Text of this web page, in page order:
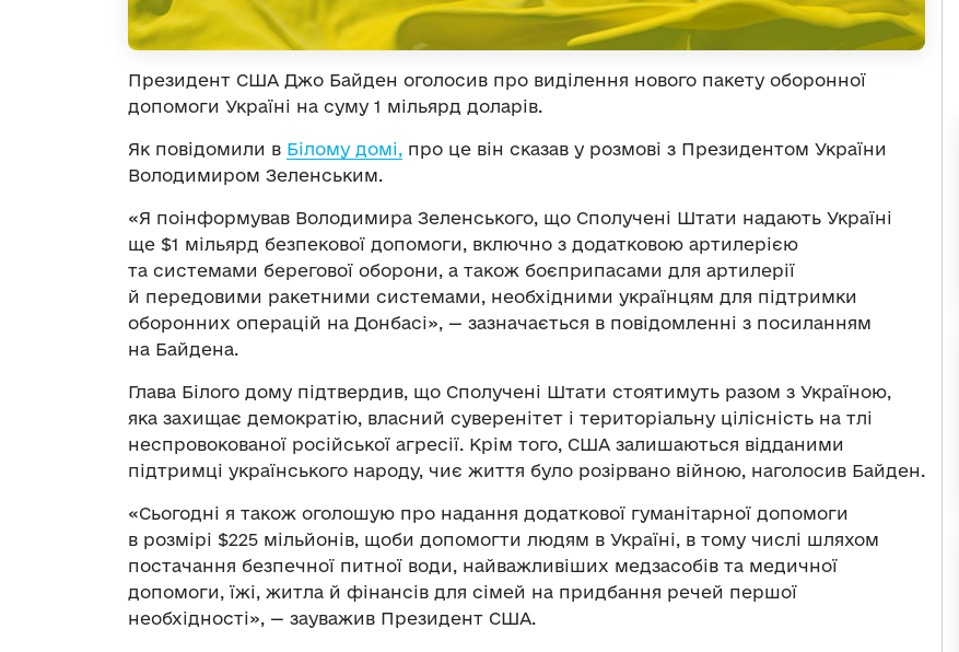
Президент США Джо Байден оголосив про виділення нового пакету оборонної
допомоги Україні на суму 1 мільярд доларів.
Як повідомили в Білому домі, про це він сказав у розмові з Президентом України
Володимиром Зеленським.
«Я поінформував Володимира Зеленського, що Сполучені Штати надають Україні
ще $1 мільярд безпекової допомоги, включно з додатковою артилерією
та системами берегової оборони, а також боєприпасами для артилерії
й передовими ракетними системами, необхідними українцям для підтримки
оборонних операцій на Донбасі», — зазначається в повідомленні з посиланням
на Байдена.
Глава Білого дому підтвердив, що Сполучені Штати стоятимуть разом з Україною,
яка захищає демократію, власний суверенітет і територіальну цілісність на тлі
неспровокованої російської агресії. Крім того, США залишаються відданими
підтримці українського народу, чиє життя було розірвано війною, наголосив Байден.
«Сьогодні я також оголошую про надання додаткової гуманітарної допомоги
в розмірі $225 мільйонів, щоби допомогти людям в Україні, в тому числі шляхом
постачання безпечної питної води, найважливіших медзасобів та медичної
допомоги, їжі, житла й фінансів для сімей на придбання речей першої
необхідності», — зауважив Президент США.